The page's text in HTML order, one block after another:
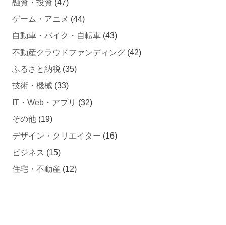
ゲーム・アニメ
自動車・バイク・自転車
不動産クラウドファンディング
ふるさと納税 (35)
技術・機械(33)
IT・Web・アプリ
その他(19)
デザイン・クリエイター
ビジネス (15)
住宅・不動産